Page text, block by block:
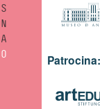
Patrocina: